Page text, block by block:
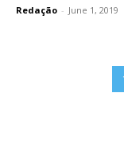
Redação - June 1, 2019